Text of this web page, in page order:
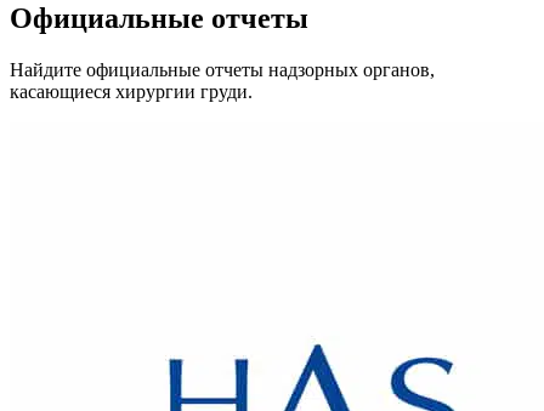
Официальные отчеты
Найдите официальные отчеты надзорных органов,
касающиеся хирургии груди.